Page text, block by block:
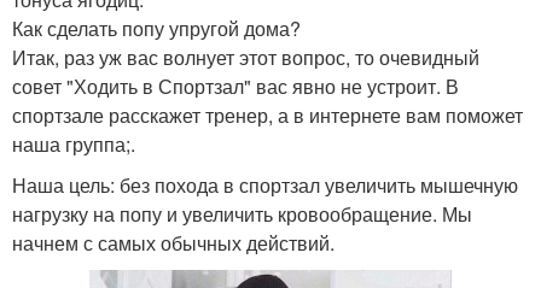
Как сделать попу упругой дома?
Итак, раз уж вас волнует этот вопрос, то очевидный
совет "Ходить в Спортзал" вас явно не устроит. В
спортзале расскажет тренер, а в интернете вам поможет
наша группа;.
Наша цель: без похода в спортзал увеличить мышечную
нагрузку на попу и увеличить кровообращение. Мы
начнем с самых обычных действий.